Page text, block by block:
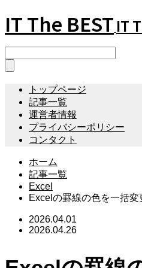
IT The BEST IT
トップページ
記事一覧
運営者情報
プライバシーポリシー
コンタクト
ホーム
記事一覧
Excel
Excelの罫線の色を一括
2026.04.01
2026.04.26